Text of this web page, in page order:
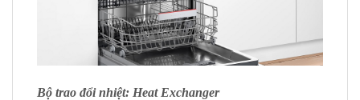
Bộ trao đổi nhiệt: Heat Exchanger